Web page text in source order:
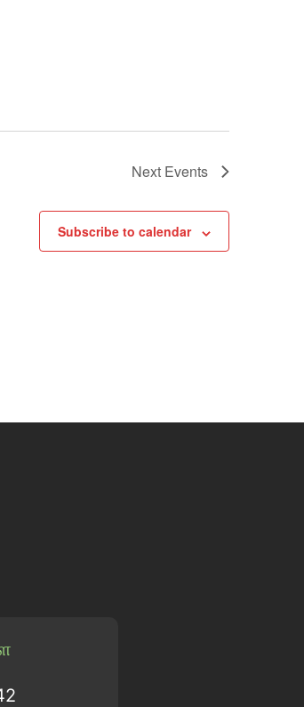
Next Events
Subscribe to calendar